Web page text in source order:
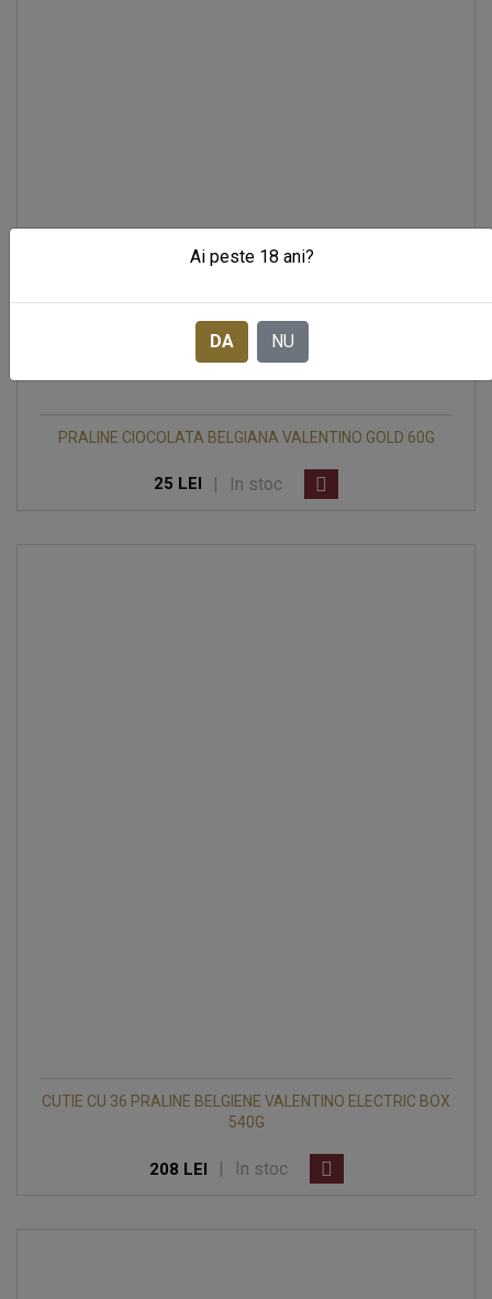
PRALINE CIOCOLATA BELGIANA VALENTINO GOLD 60G
25 LEI | In stoc
CUTIE CU 36 PRALINE BELGIENE VALENTINO ELECTRIC BOX
540G
208 LEI | In stoc
Ai peste 18 ani?
DA NU